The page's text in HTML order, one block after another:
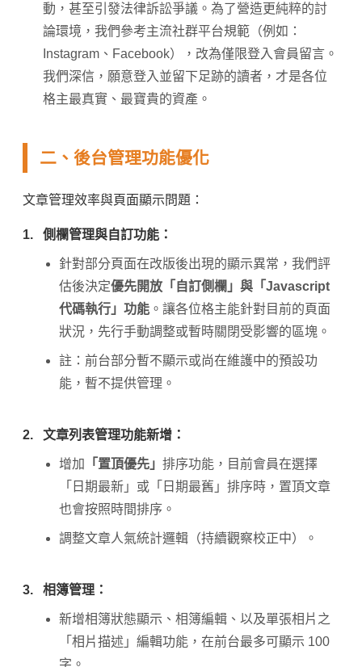
動，甚至引發法律訴訟爭議。為了營造更純粹的討
論環境，我們參考主流社群平台規範（例如：
Instagram、Facebook），改為僅限登入會員留言。
我們深信，願意登入並留下足跡的讀者，才是各位
格主最真實、最寶貴的資產。
二、後台管理功能優化
文章管理效率與頁面顯示問題：
1. 側欄管理與自訂功能：
針對部分頁面在改版後出現的顯示異常，我們評
估後決定優先開放「自訂側欄」與「Javascript
代碼執行」功能 。讓各位格主能針對目前的頁面
狀況，先行手動調整或暫時關閉受影響的區塊。
註：前台部分暫不顯示或尚在維護中的預設功
能，暫不提供管理。
2. 文章列表管理功能新增：
增加 「置頂優先」 排序功能，目前會員在選擇
「日期最新」或「日期最舊」排序時，置頂文章
也會按照時間排序。
調整文章人氣統計邏輯（持續觀察校正中）。
3. 相簿管理：
新增相簿狀態顯示、相簿編輯、以及單張相片之
「相片描述」編輯功能，在前台最多可顯示 100
字。